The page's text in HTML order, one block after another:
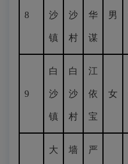
8 沙
镇
沙
村
华
谋
男
9
白
沙
镇
白
沙
村
江
依
宝
女
大 墙 严